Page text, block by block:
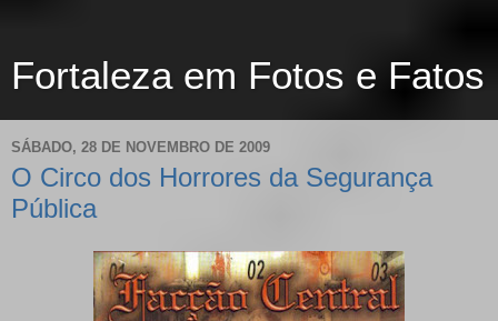
Fortaleza em Fotos e Fatos
SÁBADO, 28 DE NOVEMBRO DE 2009
O Circo dos Horrores da Segurança
Pública